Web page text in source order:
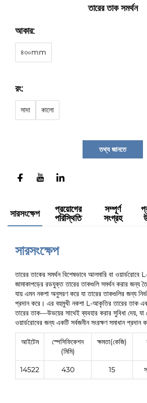
তারের তাক সমর্থন
আকার:
৪৩০mm
রং:
সাদা কালো
তথ্য জানতে
সারসংক্ষেপ
প্রয়োগের
পরিস্থিতি
সম্পূর্ণ
সংগ্রহ
সারসংক্ষেপ
তারের তাকের সমর্থন বিশেষভাবে আলমারি বা
জামাকাপড়ের রডযুক্ত তারের তাকগুলি সমর্থন করার জন্য
যায় এমন নকশা অনুসরণ করে যা তারের তাকগুলির জন্য
প্রদান করে। এর বহুমুখী নকশা L-আকৃতির তারের তাক
তারের তাক—উভয়ের সাথেই ব্যবহার করার সুবিধা দেয়,
ওয়ার্ডরোবের জন্য একটি সর্বজনীন সংরক্ষণ সমাধান প্রদান
আইটেম
স্পেসিফিকেশন
(মিমি)
ক্ষমতা(কেজি)
14522
430 15